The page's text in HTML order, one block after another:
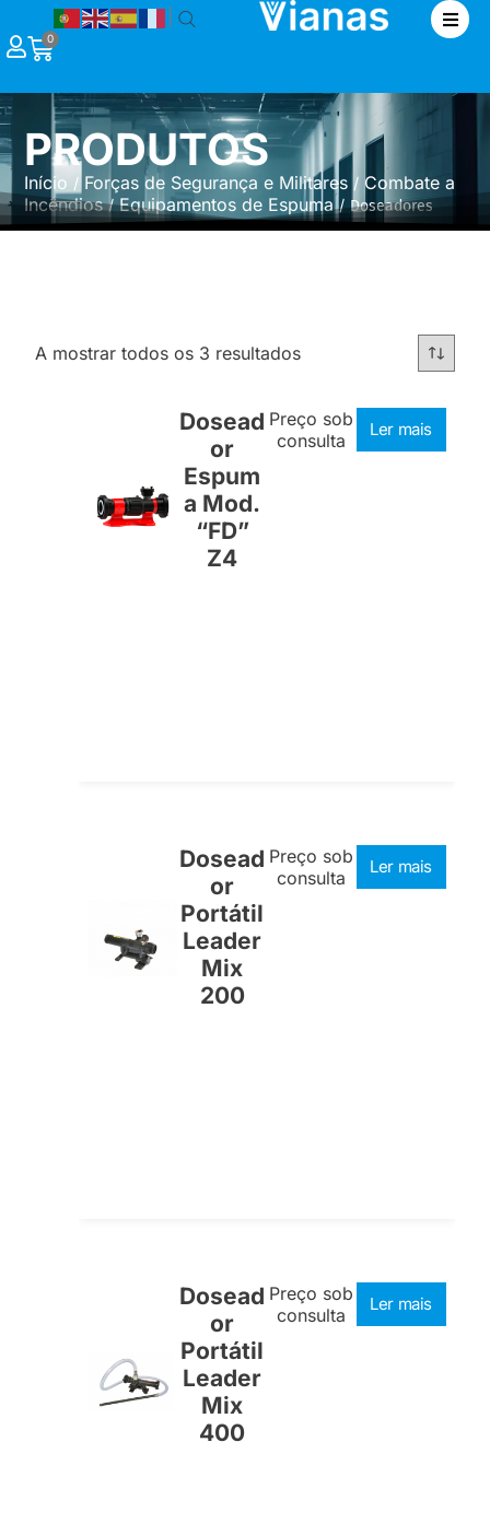
0
PRODUTOS
Início / Forças de Segurança e Militares / Combate a
Incêndios/Equipamentos de Espuma/ Doseadores
A mostrar todos os 3 resultados
Dosead
or
Espum
a Mod.
“FD”
Z4
Preço sob
consulta
Ler mais
Dosead
or
Portátil
Leader
Mix
200
Preço sob
consulta
Ler mais
Dosead
or
Portátil
Leader
Mix
400
Preço sob
consulta
Ler mais